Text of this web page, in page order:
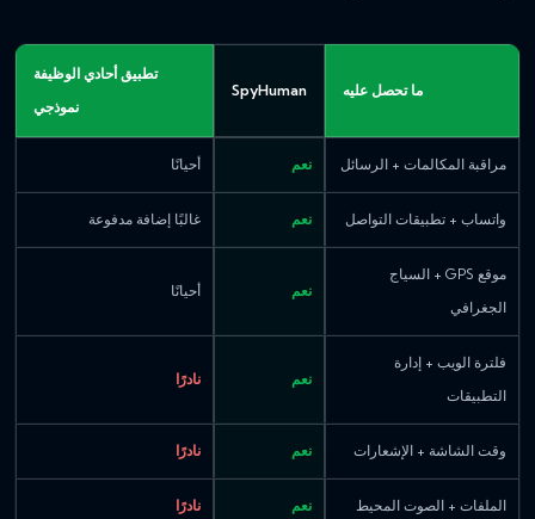
ما تحصل عليه SpyHuman
تطبيق أحادي الوظيفة
نموذجي
مراقبة المكالمات + الرسائل نعم أحيانًا
واتساب + تطبيقات التواصل نعم غالبًا إضافة مدفوعة
موقع GPS + السياج
الجغرافي
نعم أحيانًا
فلترة الويب + إدارة
التطبيقات
نعم نادرًا
وقت الشاشة + الإشعارات نعم نادرًا
الملفات + الصوت المحيط نعم نادرًا